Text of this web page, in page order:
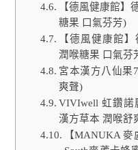
【德風健康館】
糖果 口氣芬芳)
【德風健康館
潤喉糖果 口氣芬
宮本漢方八仙果
爽聲)
VIVIwell 虹鑽諾
漢方草本 潤喉舒
【MANUKA